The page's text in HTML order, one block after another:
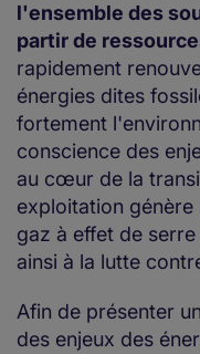
l'ensemble des
partir de
rapidement
énergies dites
fortement
conscience des
au cœur de la
exploitation
gaz à effet de
ainsi à la lutte
Afin de présenter
des enjeux des